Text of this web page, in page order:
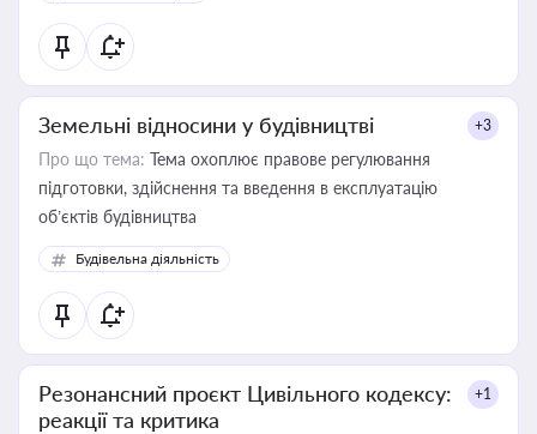
Земельні відносини у будівництві +3
Про що тема: Тема охоплює правове регулювання
підготовки, здійснення та введення в експлуатацію
об’єктів будівництва
Будівельна діяльність
Резонансний проєкт Цивільного кодексу:
реакції та критика
+1